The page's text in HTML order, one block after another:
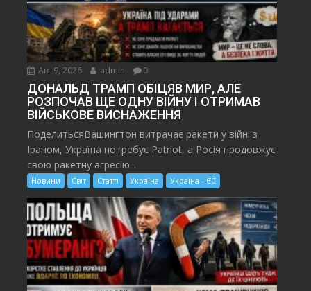
Авг 9, 2026 admin 0
ДОНАЛЬД ТРАМП ОБІЦЯВ МИР, АЛЕ
РОЗПОЧАВ ЩЕ ОДНУ ВІЙНУ І ОТРИМАВ
ВІЙСЬКОВЕ ВИСНАЖЕННЯ
ПоделитьсяВашингтон витрачає ракети у війні з
Іраном, Україна потребує Patriot, а Росія продовжує
свою ракетну агресію...
Новини Світ Статті Україна Україна - ЄС